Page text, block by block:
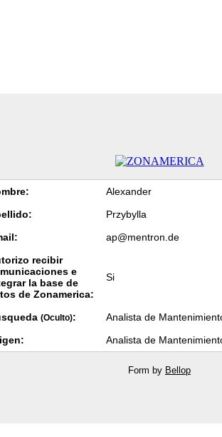
Alexander
Przybylla
ap@mentron.de
recibir
e
la base de
de Zonamerica:
Si
(Oculto):
Analista de
Analista de
Form by Bellop